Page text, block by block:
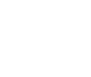
laag op de